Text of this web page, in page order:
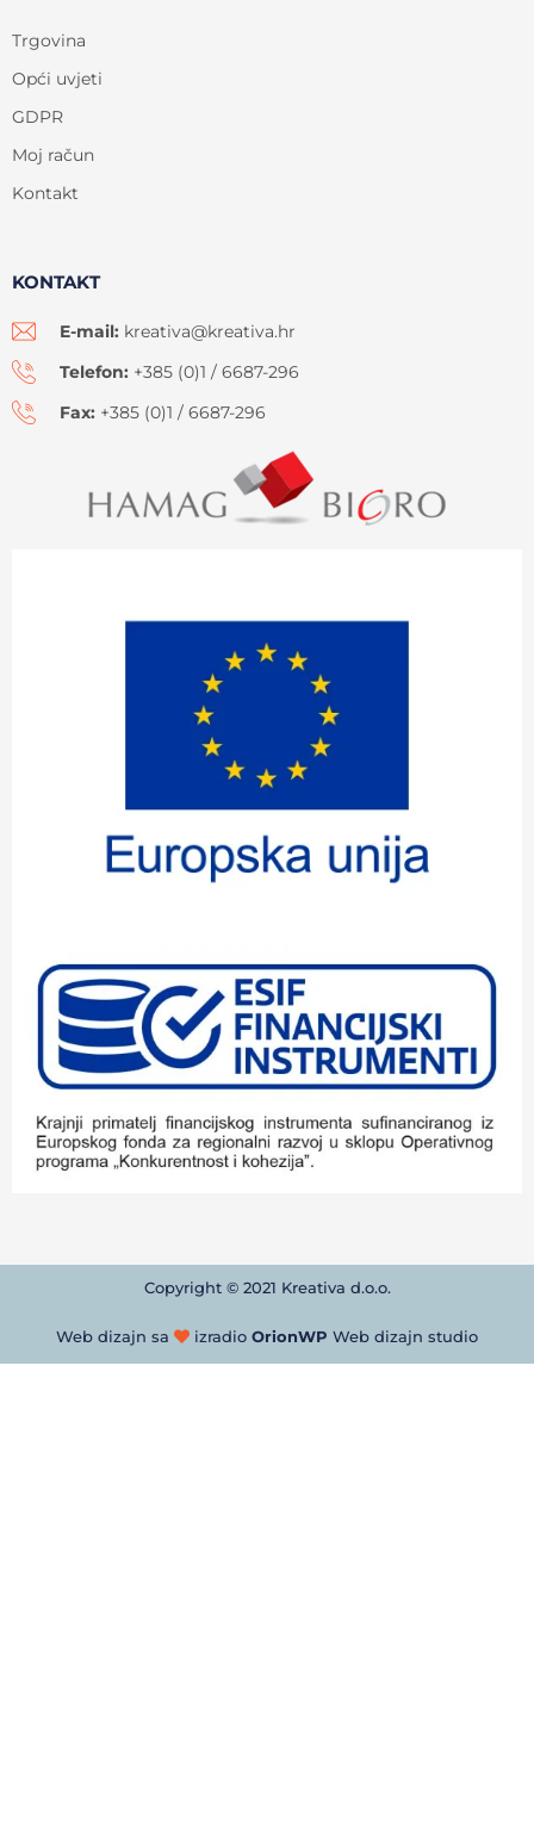
Trgovina
Opći uvjeti
GDPR
Moj račun
Kontakt
KONTAKT
E-mail: kreativa@kreativa.hr
Telefon: +385 (0)1 / 6687-296
Fax: +385 (0)1 / 6687-296
Copyright © 2021 Kreativa d.o.o.
Web dizajn sa izradio OrionWP Web dizajn studio